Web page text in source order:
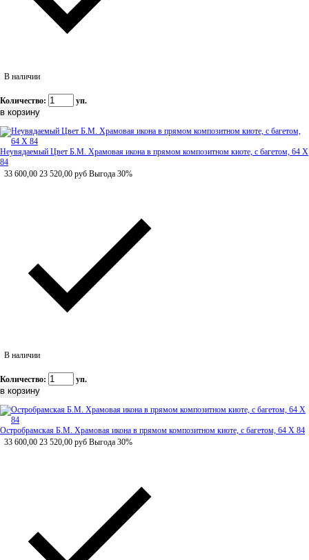
В наличии
Количество: уп.
Неувядаемый Цвет Б.М. Храмовая икона в прямом композитном киоте, с багетом, 64 Х
84
33 600,00 23 520,00 руб Выгода 30%
В наличии
Количество: уп.
Остробрамская Б.М. Храмовая икона в прямом композитном киоте, с багетом, 64 Х 84
33 600,00 23 520,00 руб Выгода 30%